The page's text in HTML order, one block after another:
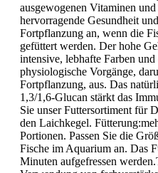
ausgewogenen Vitaminen
hervorragende Gesundheit
Fortpflanzung an, wenn die
gefüttert werden. Der hohe
intensive, lebhafte Farben
physiologische Vorgänge,
Fortpflanzung, aus. Das
1,3/1,6-Glucan stärkt das
Sie unser Futtersortiment für
den Laichkegel.
Portionen. Passen Sie die
Fische im Aquarium an. Das
Minuten aufgefressen